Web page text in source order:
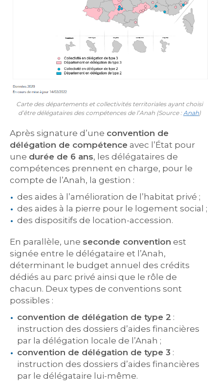
Carte des départements et collectivités territoriales ayant choisi
d’être délégataires des compétences de l’Anah (Source : Anah)
Après signature d’une convention de
délégation de compétence avec l’État pour
une durée de 6 ans, les délégataires de
compétences prennent en charge, pour le
compte de l’Anah, la gestion :
des aides à l’amélioration de l’habitat privé ;
des aides à la pierre pour le logement social ;
des dispositifs de location-accession.
En parallèle, une seconde convention est
signée entre le délégataire et l’Anah,
déterminant le budget annuel des crédits
dédiés au parc privé ainsi que le rôle de
chacun. Deux types de conventions sont
possibles :
convention de délégation de type 2 :
instruction des dossiers d’aides financières
par la délégation locale de l’Anah ;
convention de délégation de type 3 :
instruction des dossiers d’aides financières
par le délégataire lui-même.